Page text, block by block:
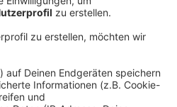
nicht bekannt, das
eine
in Dormagen mit
ihr Verschwinden ist